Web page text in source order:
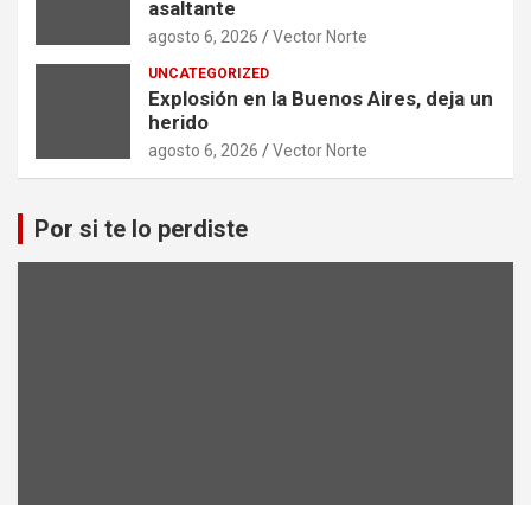
asaltante
agosto 6, 2026 Vector Norte
UNCATEGORIZED
Explosión en la Buenos Aires, deja un
herido
agosto 6, 2026 Vector Norte
Por si te lo perdiste